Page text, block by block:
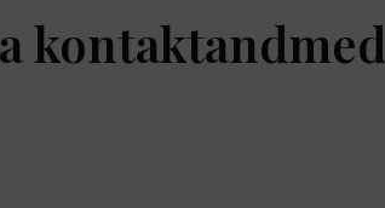
kontaktandmed